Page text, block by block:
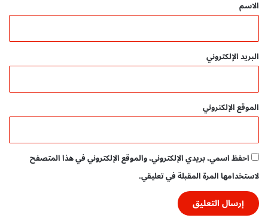
الاسم
البريد الإلكتروني
الموقع الإلكتروني
احفظ اسمي، بريدي الإلكتروني، والموقع الإلكتروني في هذا المتصفح
لاستخدامها المرة المقبلة في تعليقي.